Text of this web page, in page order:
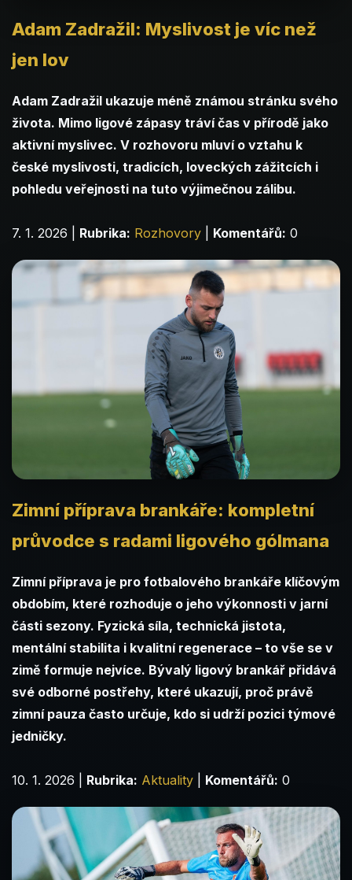
Adam Zadražil: Myslivost je víc než
jen lov
Adam Zadražil ukazuje méně známou stránku svého
života. Mimo ligové zápasy tráví čas v přírodě jako
aktivní myslivec. V rozhovoru mluví o vztahu k
české myslivosti, tradicích, loveckých zážitcích i
pohledu veřejnosti na tuto výjimečnou zálibu.
7. 1. 2026 Rubrika: Rozhovory Komentářů: 0
Zimní příprava brankáře: kompletní
průvodce s radami ligového gólmana
Zimní příprava je pro fotbalového brankáře klíčovým
obdobím, které rozhoduje o jeho výkonnosti v jarní
části sezony. Fyzická síla, technická jistota,
mentální stabilita i kvalitní regenerace – to vše se v
zimě formuje nejvíce. Bývalý ligový brankář přidává
své odborné postřehy, které ukazují, proč právě
zimní pauza často určuje, kdo si udrží pozici týmové
jedničky.
10. 1. 2026 Rubrika: Aktuality Komentářů: 0